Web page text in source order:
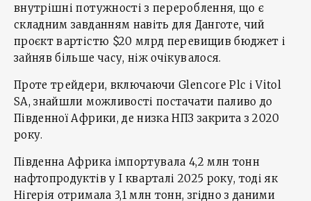
внутрішні потужності з перероблення, що є
складним завданням навіть для Данготе, чий
проєкт вартістю $20 млрд перевищив бюджет і
зайняв більше часу, ніж очікувалося.
Проте трейдери, включаючи Glencore Plc і Vitol
SA, знайшли можливості постачати паливо до
Південної Африки, де низка НПЗ закрита з 2020
року.
Південна Африка імпортувала 4,2 млн тонн
нафтопродуктів у І кварталі 2025 року, тоді як
Нігерія отримала 3,1 млн тонн, згідно з даними